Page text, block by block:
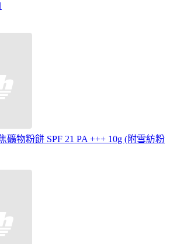
礦物粉餅 SPF 21 PA +++ 10g (附雪紡粉